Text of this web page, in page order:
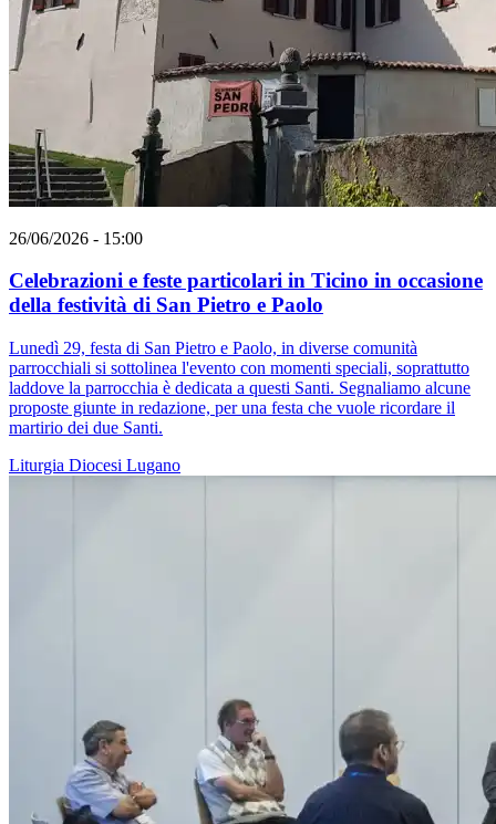
26/06/2026 - 15:00
Celebrazioni e feste particolari in Ticino in occasione
della festività di San Pietro e Paolo
Lunedì 29, festa di San Pietro e Paolo, in diverse comunità
parrocchiali si sottolinea l'evento con momenti speciali, soprattutto
laddove la parrocchia è dedicata a questi Santi. Segnaliamo alcune
proposte giunte in redazione, per una festa che vuole ricordare il
martirio dei due Santi.
Liturgia Diocesi Lugano